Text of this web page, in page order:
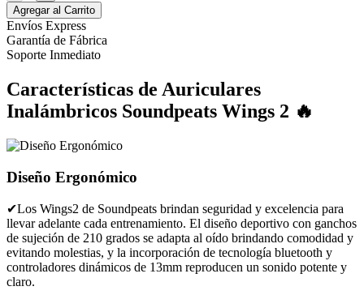
Agregar al Carrito
Envíos Express
Garantía de Fábrica
Soporte Inmediato
Características de Auriculares
Inalámbricos Soundpeats Wings 2 🔥
Diseño Ergonómico
✔Los Wings2 de Soundpeats brindan seguridad y excelencia para
llevar adelante cada entrenamiento. El diseño deportivo con ganchos
de sujeción de 210 grados se adapta al oído brindando comodidad y
evitando molestias, y la incorporación de tecnología bluetooth y
controladores dinámicos de 13mm reproducen un sonido potente y
claro.